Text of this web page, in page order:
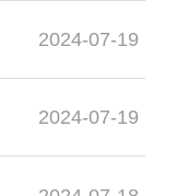
2024-07-19
2024-07-19